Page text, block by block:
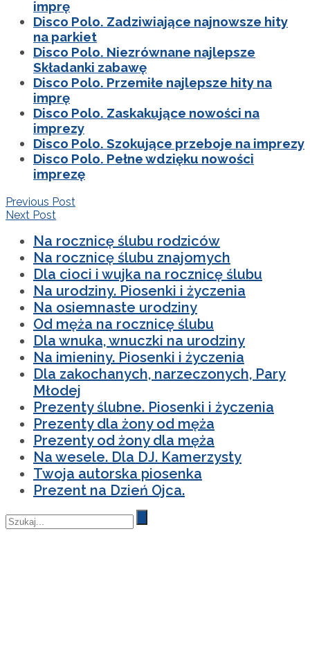
imprę
Disco Polo. Zadziwiające najnowsze hity
na parkiet
Disco Polo. Niezrównane najlepsze
Składanki zabawę
Disco Polo. Przemiłe najlepsze hity na
imprę
Disco Polo. Zaskakujące nowości na
imprezy
Disco Polo. Szokujące przeboje na imprezy
Disco Polo. Pełne wdzięku nowości
imprezę
Previous Post
Next Post
Na rocznicę ślubu rodziców
Na rocznicę ślubu znajomych
Dla cioci i wujka na rocznicę ślubu
Na urodziny. Piosenki i życzenia
Na osiemnaste urodziny
Od męża na rocznicę ślubu
Dla wnuka, wnuczki na urodziny
Na imieniny. Piosenki i życzenia
Dla zakochanych, narzeczonych, Pary
Młodej
Prezenty ślubne. Piosenki i życzenia
Prezenty dla żony od męża
Prezenty od żony dla męża
Na wesele. Dla DJ. Kamerzysty
Twoja autorska piosenka
Prezent na Dzień Ojca.